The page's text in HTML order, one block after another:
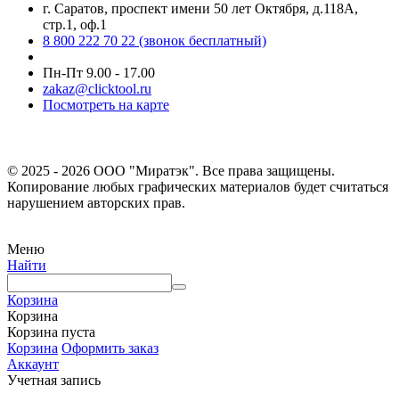
г. Саратов, проспект имени 50 лет Октября, д.118А,
стр.1, оф.1
8 800 222 70 22 (звонок бесплатный)
Пн-Пт 9.00 - 17.00
zakaz@clicktool.ru
Посмотреть на карте
© 2025 - 2026 ООО "Миратэк". Все права защищены.
Копирование любых графических материалов будет считаться
нарушением авторских прав.
Меню
Найти
Корзина
Корзина
Корзина пуста
Корзина Оформить заказ
Аккаунт
Учетная запись